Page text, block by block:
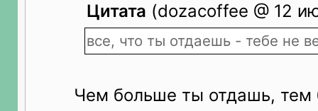
Цитата (dozacoffee @ 12
все, что ты отдаешь - тебе не
Чем больше ты отдашь, тем